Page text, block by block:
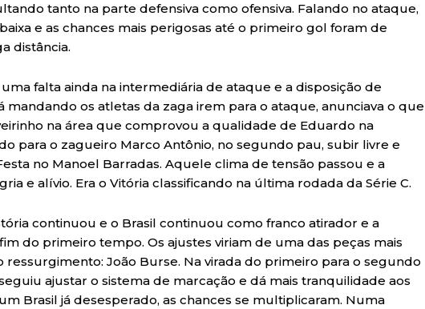
tanto na parte defensiva como ofensiva. Falando no ataque,
e as chances mais perigosas até o primeiro gol foram de
distância.
falta ainda na intermediária de ataque e a disposição de
mandando os atletas da zaga irem para o ataque, anunciava o que
na área que comprovou a qualidade de Eduardo na
para o zagueiro Marco Antônio, no segundo pau, subir livre e
no Manoel Barradas. Aquele clima de tensão passou e a
e alívio. Era o Vitória classificando na última rodada da Série C.
continuou e o Brasil continuou como franco atirador e a
do primeiro tempo. Os ajustes viriam de uma das peças mais
ressurgimento: João Burse. Na virada do primeiro para o segundo
ajustar o sistema de marcação e dá mais tranquilidade aos
Brasil já desesperado, as chances se multiplicaram. Numa